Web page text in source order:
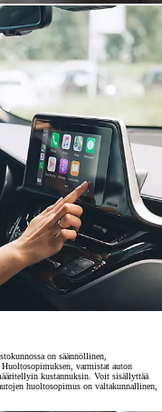
on säännöllinen,
varmistat auton
kustannuksin. Voit sisällyttää
huoltosopimus on valtakunnallinen,